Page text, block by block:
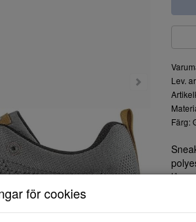
Lev.
Färg:
för cookies